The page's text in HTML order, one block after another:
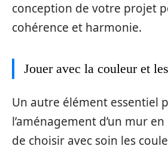
conception de votre projet
cohérence et harmonie.
Jouer avec la couleur et
Un autre élément essentiel
l’aménagement d’un mur
de choisir avec soin les